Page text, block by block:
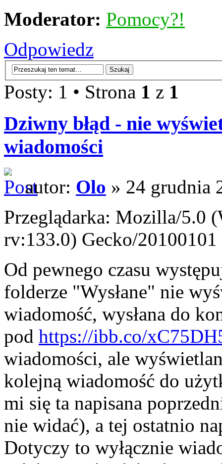
Moderator: Pomocy?!
Odpowiedz
Posty: 1 • Strona 1 z 1
Dziwny błąd - nie
wiadomości
autor: Olo » 24 grudnia
Przeglądarka: Mozilla/5.0
rv:133.0) Gecko/
Od pewnego czasu
folderze "Wysłane" nie
wiadomość, wysłana do
pod https://ibb.co/
wiadomości, ale
kolejną wiadomość do
mi się ta napisana
nie widać), a tej ostatnio
Dotyczy to wyłącznie